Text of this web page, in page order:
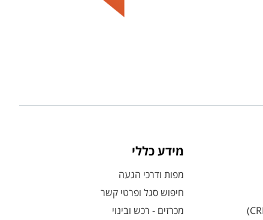
מידע כללי
מפות ודרכי הגעה
חיפוש סגל ופרטי קשר
מכרזים - רכש ובינוי